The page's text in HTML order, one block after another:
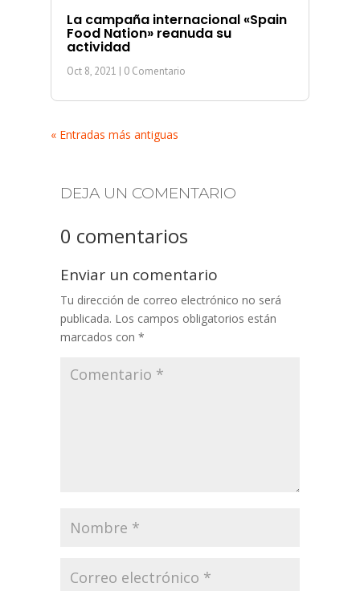
La campaña internacional «Spain
Food Nation» reanuda su
actividad
Oct 8, 2021 | 0 Comentario
« Entradas más antiguas
DEJA UN COMENTARIO
0 comentarios
Enviar un comentario
Tu dirección de correo electrónico no será
publicada. Los campos obligatorios están
marcados con *